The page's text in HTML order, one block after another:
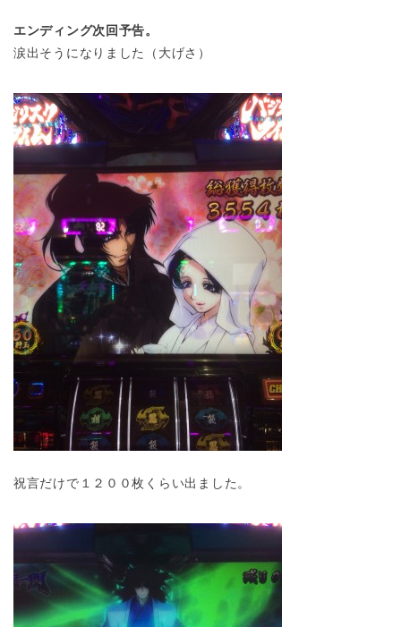
エンディング次回予告。
涙出そうになりました（大げさ）
祝言だけで１２００枚くらい出ました。